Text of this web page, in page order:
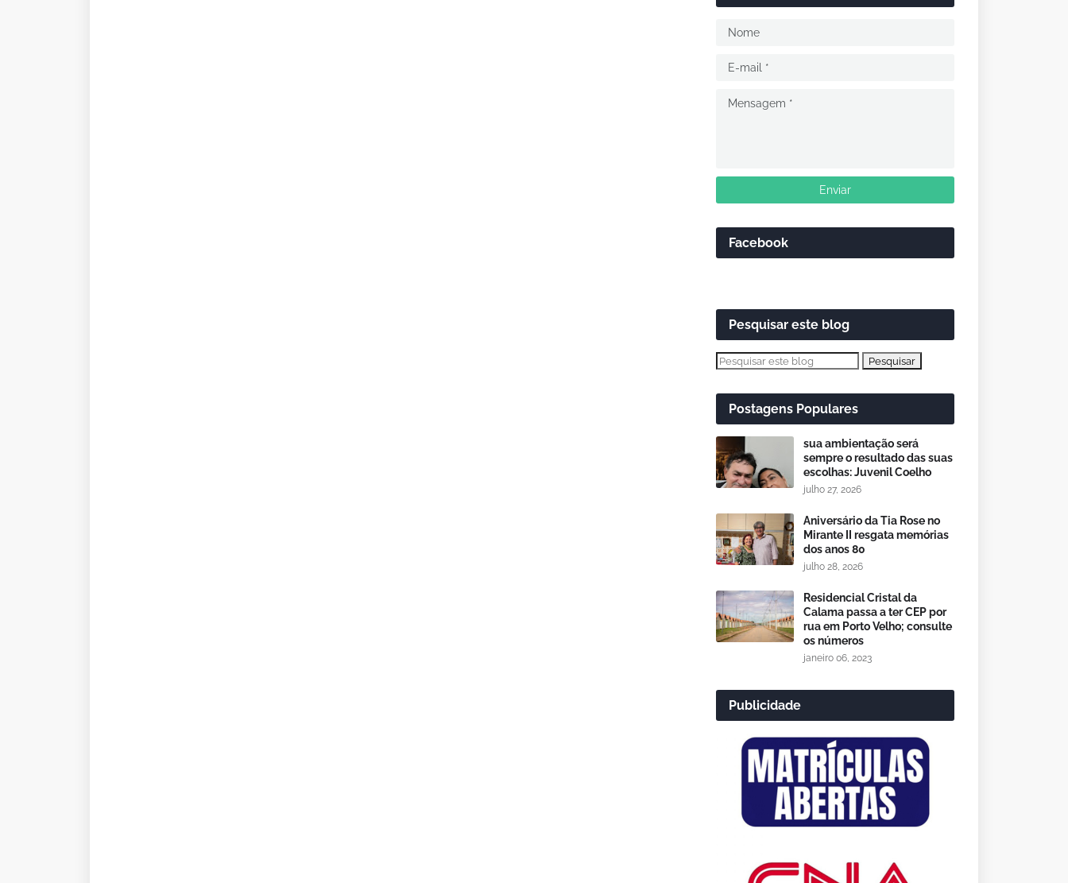
Facebook
Pesquisar este blog
Postagens Populares
sua ambientação será
sempre o resultado das suas
escolhas: Juvenil Coelho
julho 27, 2026
Aniversário da Tia Rose no
Mirante II resgata memórias
dos anos 80
julho 28, 2026
Residencial Cristal da
Calama passa a ter CEP por
rua em Porto Velho; consulte
os números
janeiro 06, 2023
Publicidade